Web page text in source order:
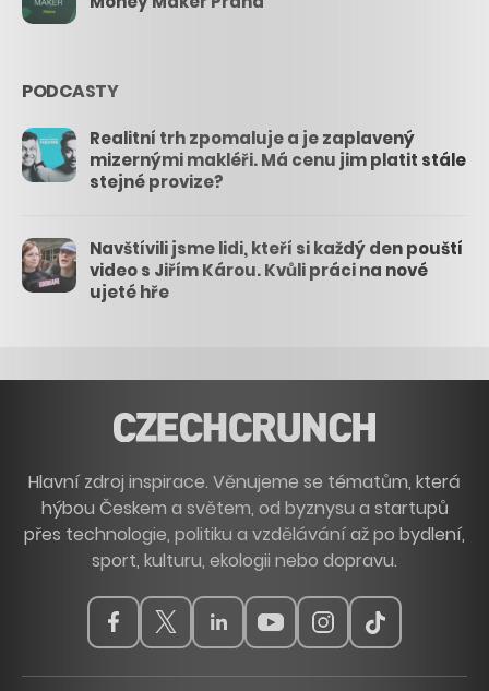
PODCASTY
Realitní trh zpomaluje a je zaplavený
mizernými makléři. Má cenu jim platit stále
stejné provize?
Navštívili jsme lidi, kteří si každý den pouští
video s Jiřím Károu. Kvůli práci na nové
ujeté hře
Hlavní zdroj inspirace. Věnujeme se tématům, která
hýbou Českem a světem, od byznysu a startupů
přes technologie, politiku a vzdělávání až po bydlení,
sport, kulturu, ekologii nebo dopravu.